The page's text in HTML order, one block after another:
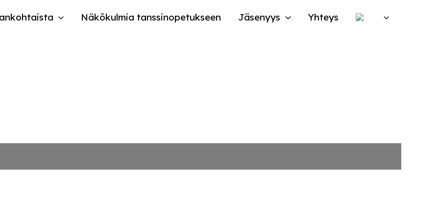
Näkökulmia tanssinopetukseen Jäsenyys Yhteys